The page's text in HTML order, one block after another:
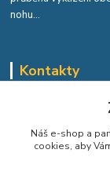
nohu...
Kontakty
Náš e-shop a
cookies, aby